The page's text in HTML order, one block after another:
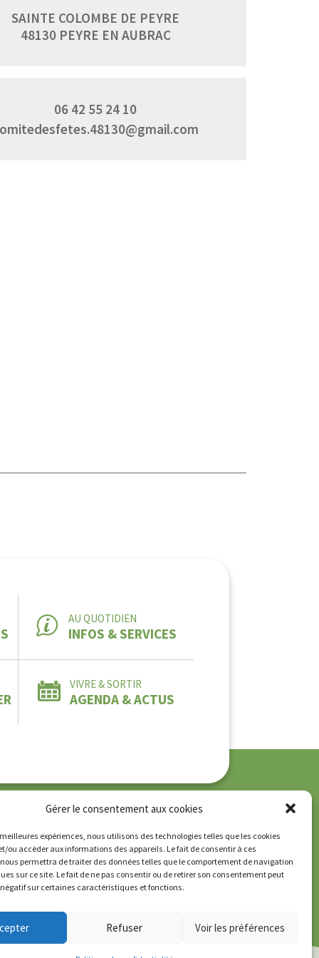
Gérer le consentement aux cookies
expériences, nous utilisons des technologies telles que les cookies
ou accéder aux informations des appareils. Le fait de consentir à ces
permettra de traiter des données telles que le comportement de navigation
sur ce site. Le fait de ne pas consentir ou de retirer son consentement peut
sur certaines caractéristiques et fonctions.
Refuser Voir les préférences
SAINTE COLOMBE DE PEYRE
48130 PEYRE EN AUBRAC
06 42 55 24 10
AU QUOTIDIEN
INFOS & SERVICES
VIVRE & SORTIR
AGENDA & ACTUS
de confidentialité